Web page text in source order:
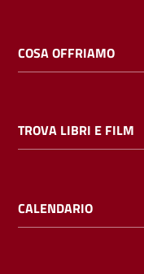
COSA OFFRIAMO
TROVA LIBRI E FILM
CALENDARIO